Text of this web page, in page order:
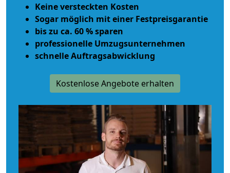
Keine versteckten Kosten
Sogar möglich mit einer Festpreisgarantie
bis zu ca. 60 % sparen
professionelle Umzugsunternehmen
schnelle Auftragsabwicklung
Kostenlose Angebote erhalten